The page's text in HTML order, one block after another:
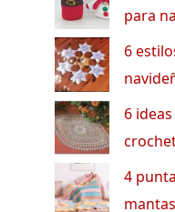
para
6
6
4